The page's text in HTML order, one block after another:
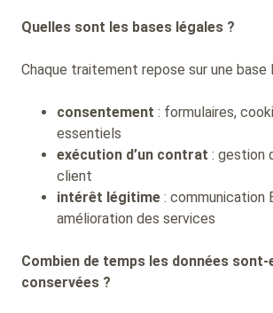
Quelles sont les bases légales ?
Chaque traitement repose sur une base
consentement : formulaires,
essentiels
exécution d’un contrat : gestion
client
intérêt légitime : communication
amélioration des services
Combien de temps les données sont-
conservées ?